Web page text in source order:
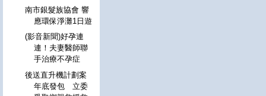
南市銀髮族協會 響
應環保淨灘1日遊
(影音新聞)好孕連
連！夫妻醫師聯
手治療不孕症
後送直升機計劃案
年底發包 立委